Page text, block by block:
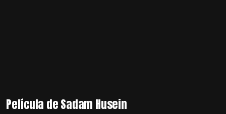
Película de Sadam Husein